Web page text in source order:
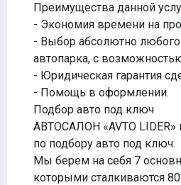
Преимущества данной
- Экономия времени на
- Выбор абсолютно
автопарка, с
- Юридическая гарантия
- Помощь в оформлении.
Подбор авто под ключ
АВТОСАЛОН «AVTO LIDER»
по подбору авто под ключ.
Мы берем на себя 7
которыми сталкиваются